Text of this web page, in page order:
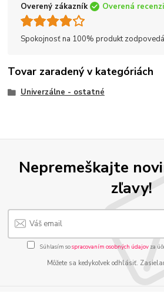
Overený zákazník Overená
Spokojnosť na 100% produkt
Tovar zaradený v kategóriách
Univerzálne - ostatné
Nepremeškajte
zľavy!
Súhlasím sospracovaním osobných údajov za
Môžete sa kedykoľvek odhlásiť.